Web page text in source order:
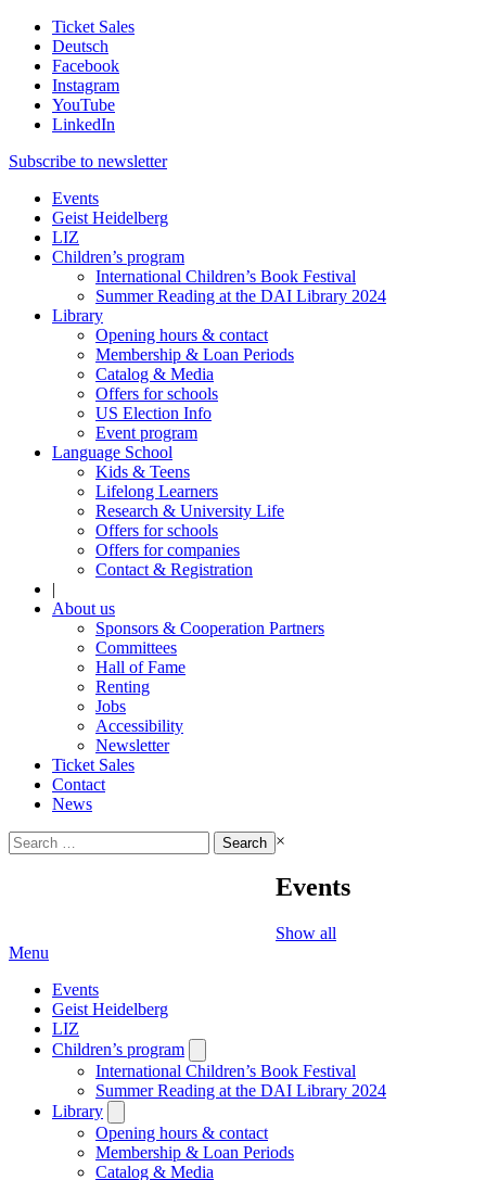
Ticket Sales
Deutsch
Facebook
Instagram
YouTube
LinkedIn
Subscribe to newsletter
Events
Geist Heidelberg
LIZ
Children’s program
International Children’s Book Festival
Summer Reading at the DAI Library 2024
Library
Opening hours & contact
Membership & Loan Periods
Catalog & Media
Offers for schools
US Election Info
Event program
Language School
Kids & Teens
Lifelong Learners
Research & University Life
Offers for schools
Offers for companies
Contact & Registration
|
About us
Sponsors & Cooperation Partners
Committees
Hall of Fame
Renting
Jobs
Accessibility
Newsletter
Ticket Sales
Contact
News
Search
for:
×
Events
Show all
Menu
Events
Geist Heidelberg
LIZ
Children’s program
submenu
International Children’s Book Festival
Summer Reading at the DAI Library 2024
Library
submenu
Opening hours & contact
Membership & Loan Periods
Catalog & Media